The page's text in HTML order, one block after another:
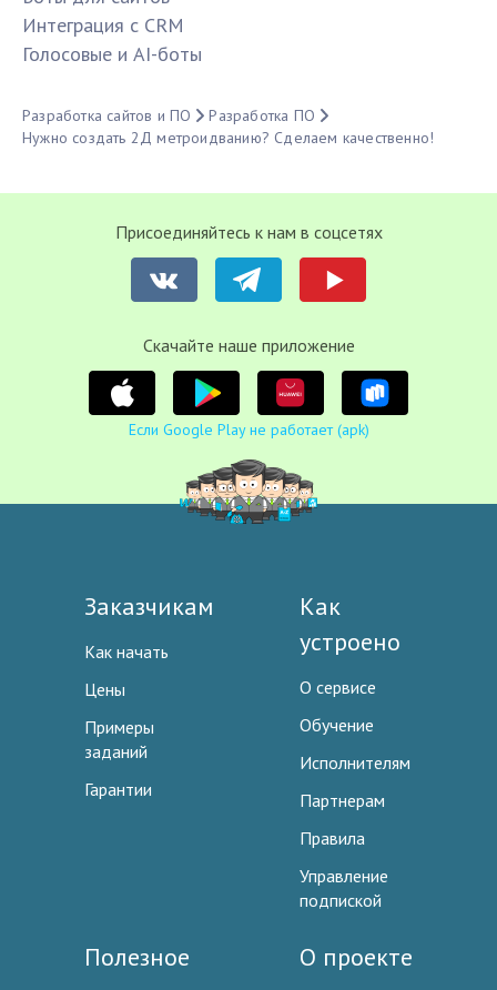
Интеграция с CRM
Голосовые и AI-боты
Разработка сайтов и ПО
Разработка ПО
Нужно создать 2Д метроидванию? Сделаем качественно!
Присоединяйтесь к нам в соцсетях
Cкачайте наше приложение
Если Google Play не работает (apk)
Заказчикам
Как начать
Цены
Примеры
заданий
Гарантии
Как
устроено
О сервисе
Обучение
Исполнителям
Партнерам
Правила
Управление
подпиской
Полезное О проекте